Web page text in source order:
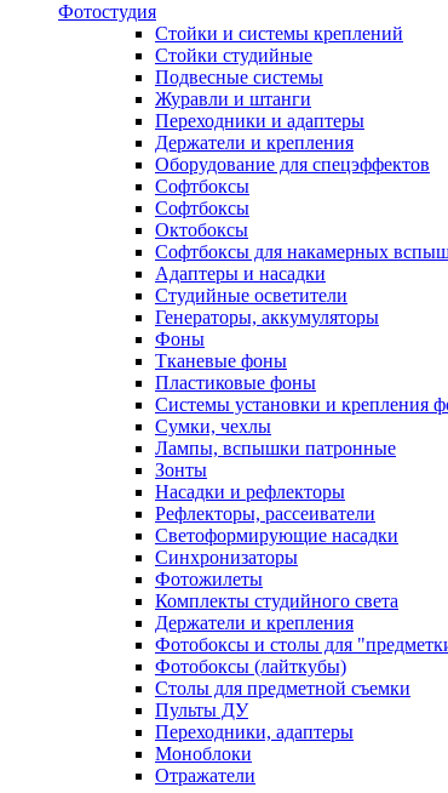
Фотостудия
Стойки и системы креплений
Стойки студийные
Подвесные системы
Журавли и штанги
Переходники и адаптеры
Держатели и крепления
Оборудование для спецэффектов
Софтбоксы
Софтбоксы
Октобоксы
Софтбоксы для накамерных
Адаптеры и насадки
Студийные осветители
Генераторы, аккумуляторы
Фоны
Тканевые фоны
Пластиковые фоны
Системы установки и крепления
Сумки, чехлы
Лампы, вспышки патронные
Зонты
Насадки и рефлекторы
Рефлекторы, рассеиватели
Светоформирующие насадки
Синхронизаторы
Фотожилеты
Комплекты студийного света
Держатели и крепления
Фотобоксы и столы для
Фотобоксы (лайткубы)
Столы для предметной съемки
Пульты ДУ
Переходники, адаптеры
Моноблоки
Отражатели